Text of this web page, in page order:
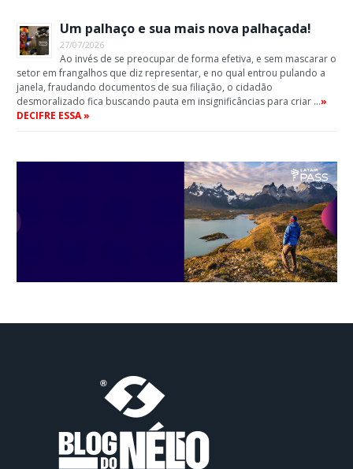
Um palhaço e sua mais nova palhaçada!
27/07/2026
Ao invés de se preocupar de forma efetiva, e sem mascarar o
setor em frangalhos que diz representar, e no qual entrou pulando a
janela, fraudando documentos de sua filiação, o cidadão
desmoralizado fica buscando pauta em insignificâncias para criar …»
DECIFRE ESSA »